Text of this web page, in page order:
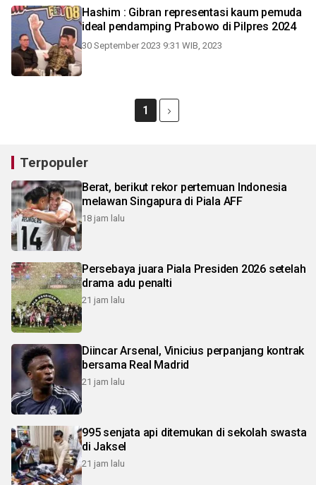
Hashim : Gibran representasi kaum pemuda
ideal pendamping Prabowo di Pilpres 2024
30 September 2023 9:31 WIB, 2023
1
Terpopuler
Berat, berikut rekor pertemuan Indonesia
melawan Singapura di Piala AFF
18 jam lalu
Persebaya juara Piala Presiden 2026 setelah
drama adu penalti
21 jam lalu
Diincar Arsenal, Vinicius perpanjang kontrak
bersama Real Madrid
21 jam lalu
995 senjata api ditemukan di sekolah swasta
di Jaksel
21 jam lalu